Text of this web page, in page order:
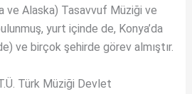
ve Alaska) Tasavvuf Müziği ve
yurt içinde de, Konya’da
ve birçok şehirde görev almıştır.
Türk Müziği Devlet